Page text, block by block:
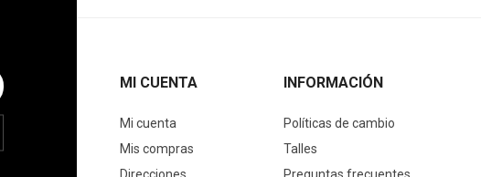
MI CUENTA
Mi cuenta
Mis compras
INFORMACIÓN
Políticas de cambio
Talles